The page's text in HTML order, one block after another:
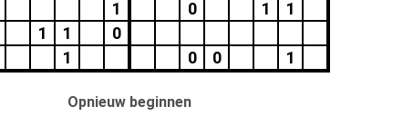
1
0 1
1
1 1
0
1 0 0 1
Opnieuw beginnen